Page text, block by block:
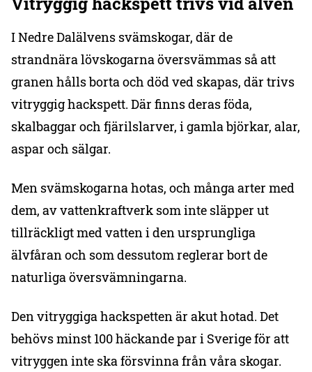
I Nedre Dalälvens svämskogar, där de
strandnära lövskogarna översvämmas så att
granen hålls borta och död ved skapas, där trivs
vitryggig hackspett. Där finns deras föda,
skalbaggar och fjärilslarver, i gamla björkar, alar,
aspar och sälgar.
Men svämskogarna hotas, och många arter med
dem, av vattenkraftverk som inte släpper ut
tillräckligt med vatten i den ursprungliga
älvfåran och som dessutom reglerar bort de
naturliga översvämningarna.
Den vitryggiga hackspetten är akut hotad. Det
behövs minst 100 häckande par i Sverige för att
vitryggen inte ska försvinna från våra skogar.